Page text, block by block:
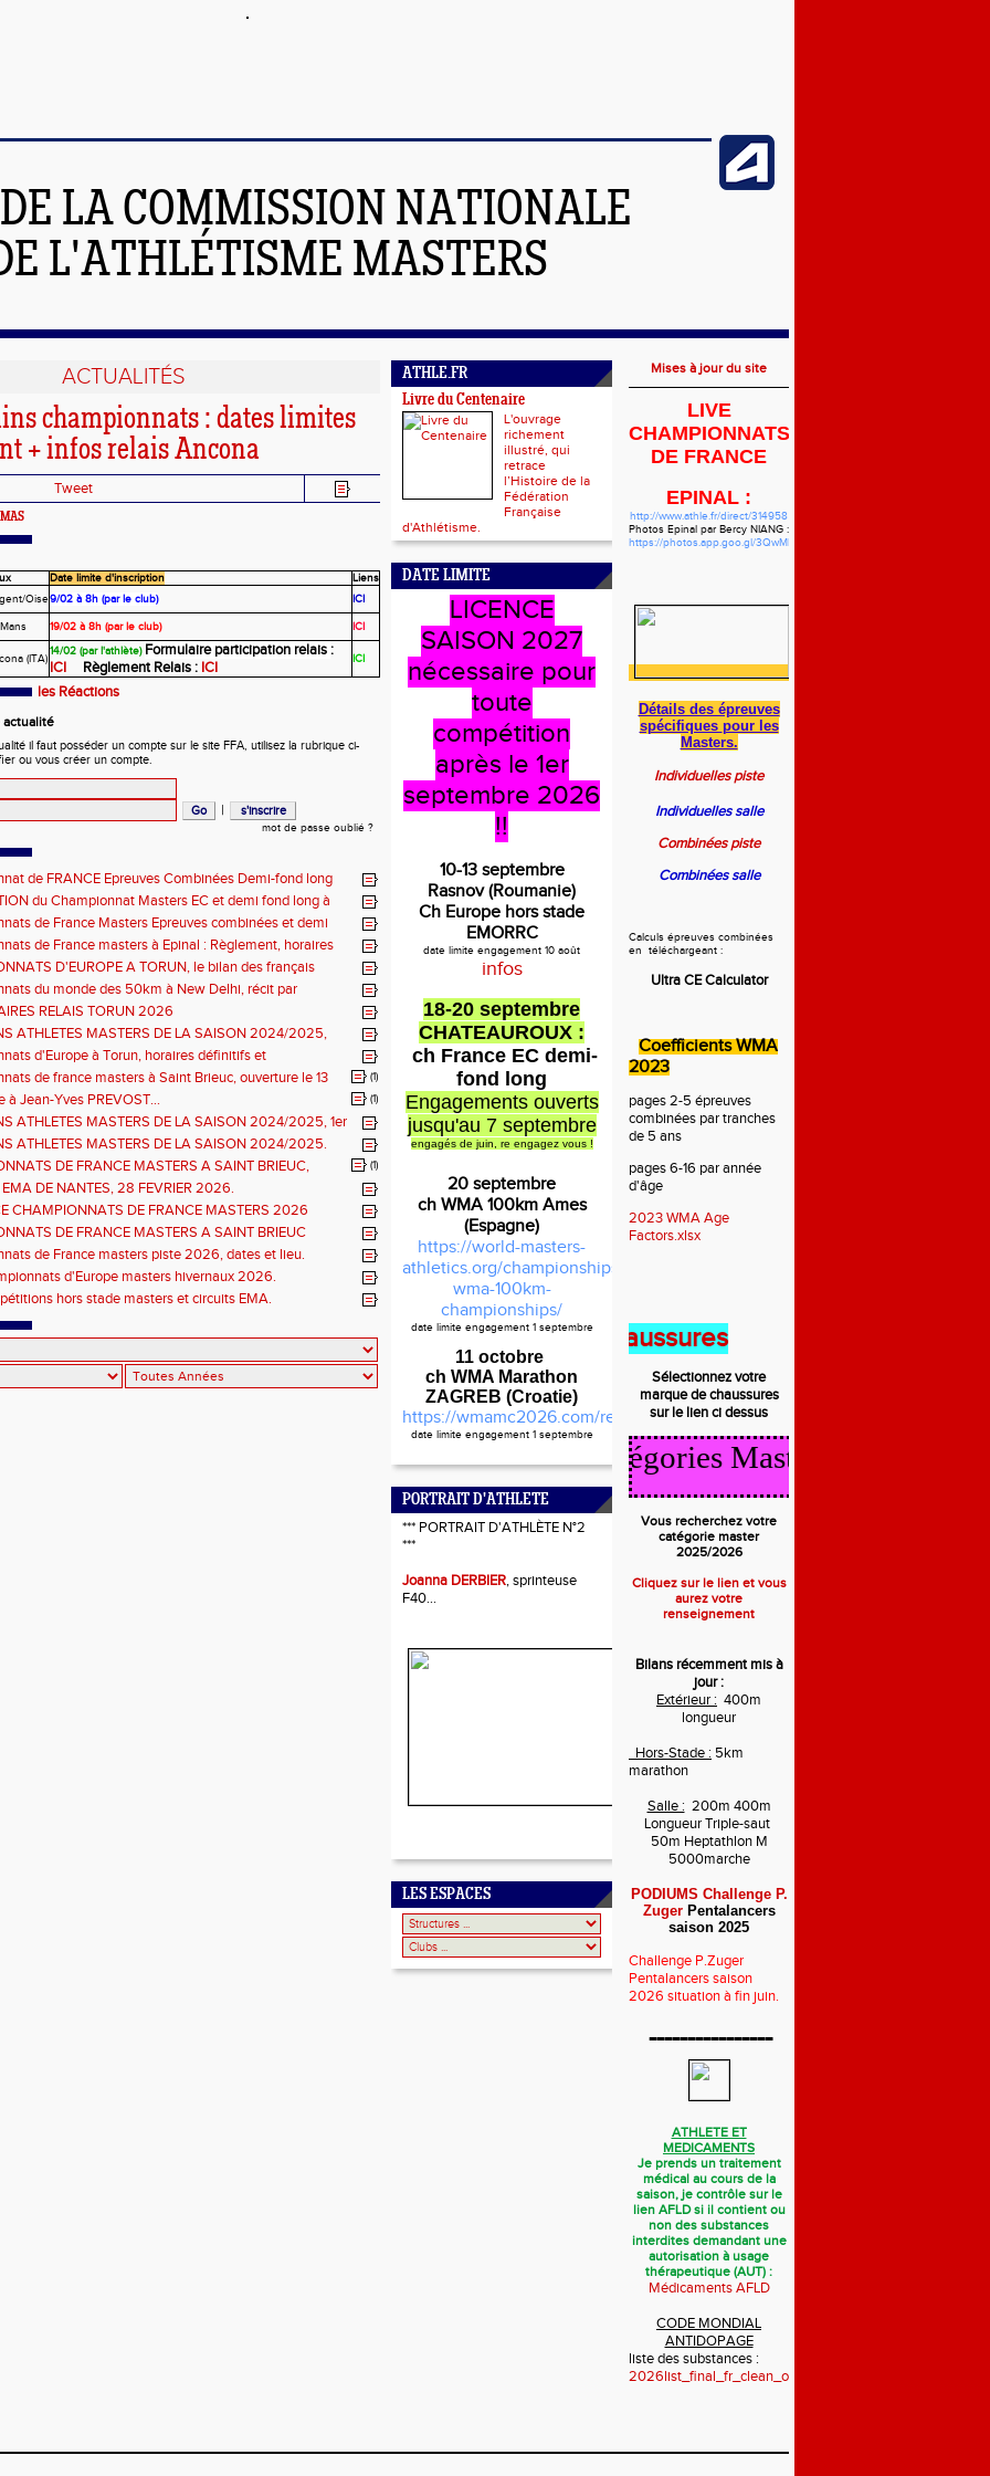
LA COMMISSION NATIONALE
L'ATHLÉTISME MASTERS
ACTUALITÉS
championnats : dates limites
+ infos relais Ancona
Tweet
Date limite d'inscription
Liens
Oise9/02 à 8h (par le club) ICI
19/02 à 8h (par le club)
ICI
(ITA)
14/02 (par l'athlète) Formulaire participation relais:
ICI
Règlement Relais : ICI ICI
les Réactions
actualité
il faut posséder un compte sur le site FFA, utilisez la rubrique ci-
ou vous créer un compte.
|
mot de passe oublié ?
de FRANCE Epreuves Combinées Demi-fond long
CHATEAUROUX
du Championnat Masters EC et demi fond long à
les 27-28 juin
de France Masters Epreuves combinées et demi
de France masters à Epinal : Règlement, horaires
montée de barres et minimas médailles
D'EUROPE A TORUN, le bilan des français
du monde des 50km à New Delhi, récit par
DOUMENC.
RELAIS TORUN 2026
ATHLETES MASTERS DE LA SAISON 2024/2025,
: athlètes hommes.
d'Europe à Torun, horaires définitifs et
de france masters à Saint Brieuc, ouverture le 13
(1)
à Jean-Yves PREVOST... (1)
ATHLETES MASTERS DE LA SAISON 2024/2025, 1er
femmes.
ATHLETES MASTERS DE LA SAISON 2024/2025.
DE FRANCE MASTERS A SAINT BRIEUC,
sur les inscriptions et report de la date limite.
(1)
EMA DE NANTES, 28 FEVRIER 2026.
CHAMPIONNATS DE FRANCE MASTERS 2026
COMBINÉES ET ÉPREUVES DE DEMI FOND LONG.
DE FRANCE MASTERS A SAINT BRIEUC
de l'organisation.
de France masters piste 2026, dates et lieu.
d'Europe masters hivernaux 2026.
hors stade masters et circuits EMA.
ATHLE.FR
Livre du Centenaire
L'ouvrage
richement
illustré, qui
retrace
l’Histoire de la
Fédération
Française
d'Athlétisme.
DATE LIMITE
LICENCE
SAISON 2027
nécessaire pour
toute
compétition
après le 1er
septembre 2026
!!
10-13 septembre
Rasnov (Roumanie)
Ch Europe hors stade
EMORRC
date limite engagement 10 août
infos
18-20 septembre
CHATEAUROUX :
ch France EC demi-
fond long
Engagements ouverts
jusqu'au 7 septembre
engagés de juin, re engagez vous !
20 septembre
ch WMA 100km Ames
(Espagne)
https://world-masters-
athletics.org/championships/2026-
wma-100km-
championships/
date limite engagement 1 septembre
11 octobre
ch WMA Marathon
ZAGREB (Croatie)
https://wmamc2026.com/register.html
date limite engagement 1 septembre
PORTRAIT D'ATHLETE
*** PORTRAIT D'ATHLÈTE N°2
***
Joanna DERBIER, sprinteuse
F40...
LES ESPACES
Mises à jour du site
LIVE
CHAMPIONNATS
DE FRANCE
EPINAL :
http://www.athle.fr/direct/314958
Photos Epinal par Bercy NIANG :
https://photos.app.goo.gl/3QwMbzgWHVdYf5pw7
Détails des épreuves
spécifiques pour les
Masters.
Individuelles piste
Individuelles salle
Combinées piste
Combinées salle
Calculs épreuves combinées
en téléchargeant :
Ultra CE Calculator
Coefficients WMA
2023
pages 2-5 épreuves
combinées par tranches
de 5 ans
pages 6-16 par année
d'âge
2023 WMA Age
Factors.xlsx
Règlement des chaussures
Sélectionnez votre
marque de chaussures
sur le lien ci dessus
Calcul Catégories Masters 2025/2026
Vous recherchez votre
catégorie master
2025/2026
Cliquez sur le lien et vous
aurez votre
renseignement
Bilans récemment mis à
jour :
Extérieur : 400m
longueur
Hors-Stade : 5km
marathon
Salle : 200m 400m
Longueur Triple-saut
50m Heptathlon M
5000marche
PODIUMS Challenge P.
ZugerPentalancers
saison 2025
Challenge P.Zuger
Pentalancers saison
2026 situation à fin juin.
----------------
ATHLETE ET
MEDICAMENTS
Je prends un traitement
médical au cours de la
saison, je contrôle sur le
lien AFLD si il contient ou
non des substances
interdites demandant une
autorisation à usage
thérapeutique (AUT) :
Médicaments AFLD
CODE MONDIAL
ANTIDOPAGE
liste des substances :
2026list_final_fr_clean_october_2025.pdf